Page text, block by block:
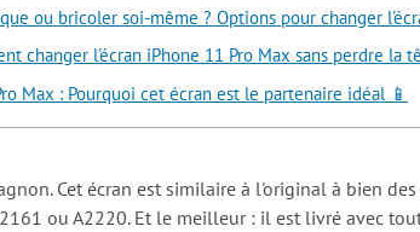
ou bricoler soi-même ? Options pour changer
changer l'écran iPhone 11 Pro Max sans perdre la
Max : Pourquoi cet écran est le partenaire idéal 📱
Cet écran est similaire à l'original à bien
ou A2220. Et le meilleur : il est livré avec